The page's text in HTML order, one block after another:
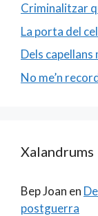
Criminalitzar
La porta del cel
Dels
No me’n
Xalandrums
Bep Joan en
postguerra